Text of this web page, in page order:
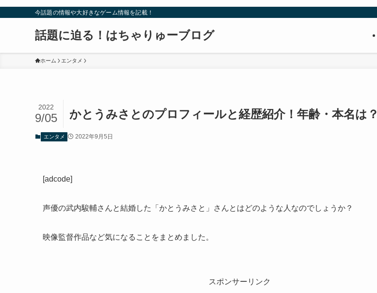
今話題の情報や大好きなゲーム情報を記載！
話題に迫る！はちゃりゅーブログ
ホーム エンタメ
かとうみさとのプロフィールと経歴紹介！年齢・本名は？
2022
9/05
エンタメ 2022年9月5日
[adcode]
声優の武内駿輔さんと結婚した「かとうみさと」さんとはどのような人なのでしょうか？
映像監督作品など気になることをまとめました。
スポンサーリンク